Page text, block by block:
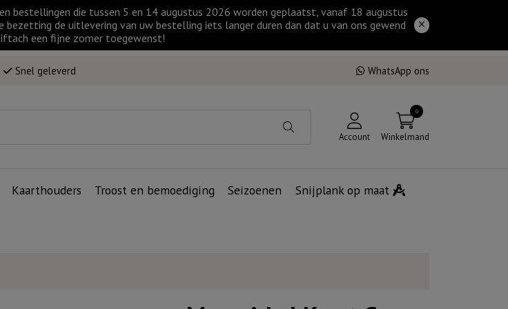
bestellingen die tussen 5 en 14 augustus 2026 worden geplaatst, vanaf 18 augustus
de uitlevering van uw bestelling iets langer duren dan dat u van ons gewend
een fijne zomer toegewenst!
Snel geleverd WhatsApp ons
Account
0
Winkelmand
Kaarthouders Troost en bemoediging Seizoenen Snijplank op maat